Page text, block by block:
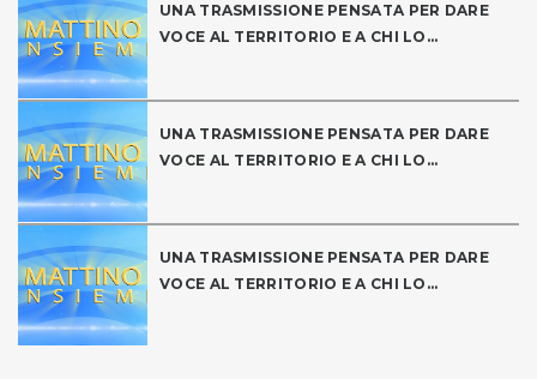
UNA TRASMISSIONE PENSATA PER DARE
VOCE AL TERRITORIO E A CHI LO...
UNA TRASMISSIONE PENSATA PER DARE
VOCE AL TERRITORIO E A CHI LO...
UNA TRASMISSIONE PENSATA PER DARE
VOCE AL TERRITORIO E A CHI LO...